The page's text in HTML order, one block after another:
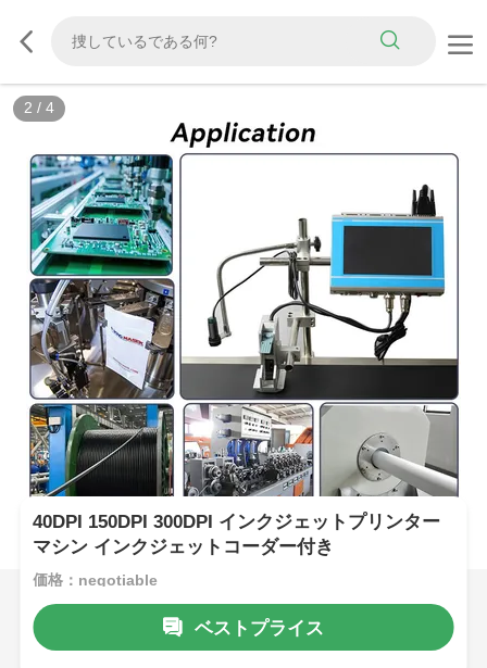
2 / 4
40DPI 150DPI 300DPI インクジェットプリンター
マシン インクジェットコーダー付き
価格：negotiable
ベストプライス